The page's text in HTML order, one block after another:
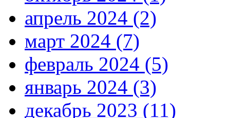
апрель 2024 (2)
март 2024 (7)
февраль 2024 (5)
январь 2024 (3)
декабрь 2023 (11)